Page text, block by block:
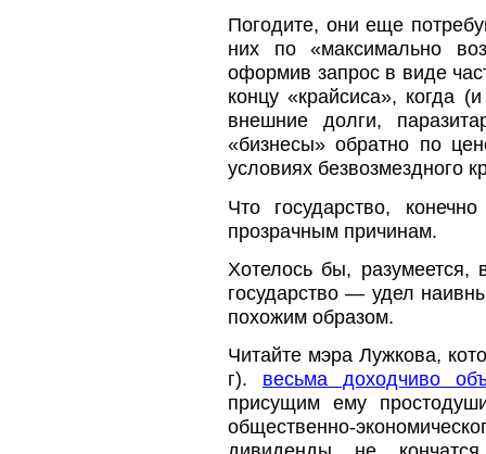
Погодите, они еще
них по «максимально
оформив запрос в виде
концу «крайсиса», когда
внешние долги,
«бизнесы» обратно по
условиях безвозмездного
Что государство,
прозрачным причинам.
Хотелось бы, разумеется,
государство — удел
похожим образом.
Читайте мэра Лужкова,
г). весьма доходчиво
присущим ему
общественно-